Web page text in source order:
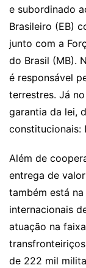
e subordinado
Brasileiro (EB)
junto com a
do Brasil (MB).
é responsável
terrestres. Já
garantia da lei,
constitucionais:
Além de
entrega de
também está
internacionais
atuação na
de 222 mil